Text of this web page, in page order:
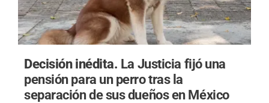
Decisión inédita. La Justicia fijó una
pensión para un perro tras la
separación de sus dueños en México